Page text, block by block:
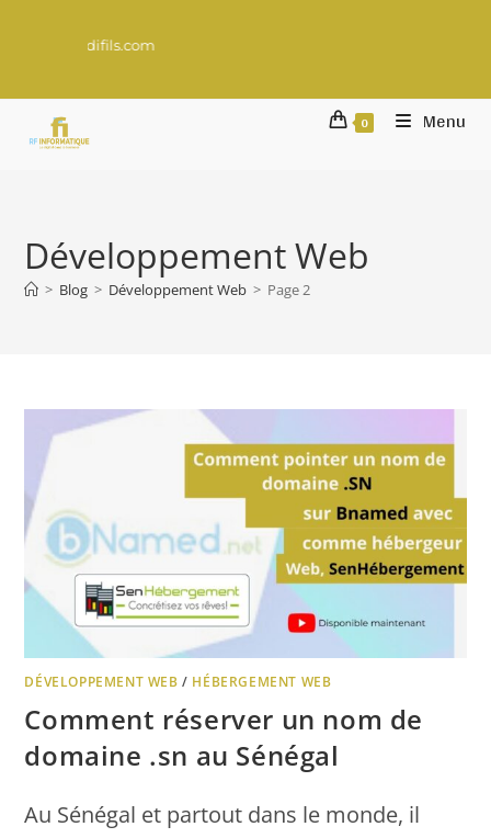
0 Menu
Développement Web
> Blog > Développement Web > Page 2
DÉVELOPPEMENT WEB / HÉBERGEMENT WEB
Comment réserver un nom de
domaine .sn au Sénégal
Au Sénégal et partout dans le monde, il